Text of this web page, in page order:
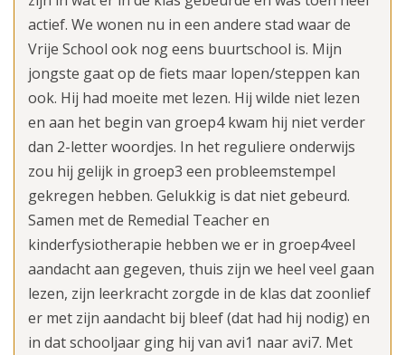
actief. We wonen nu in een andere stad waar de
Vrije School ook nog eens buurtschool is. Mijn
jongste gaat op de fiets maar lopen/steppen kan
ook. Hij had moeite met lezen. Hij wilde niet lezen
en aan het begin van groep4 kwam hij niet verder
dan 2-letter woordjes. In het reguliere onderwijs
zou hij gelijk in groep3 een probleemstempel
gekregen hebben. Gelukkig is dat niet gebeurd.
Samen met de Remedial Teacher en
kinderfysiotherapie hebben we er in groep4veel
aandacht aan gegeven, thuis zijn we heel veel gaan
lezen, zijn leerkracht zorgde in de klas dat zoonlief
er met zijn aandacht bij bleef (dat had hij nodig) en
in dat schooljaar ging hij van avi1 naar avi7. Met